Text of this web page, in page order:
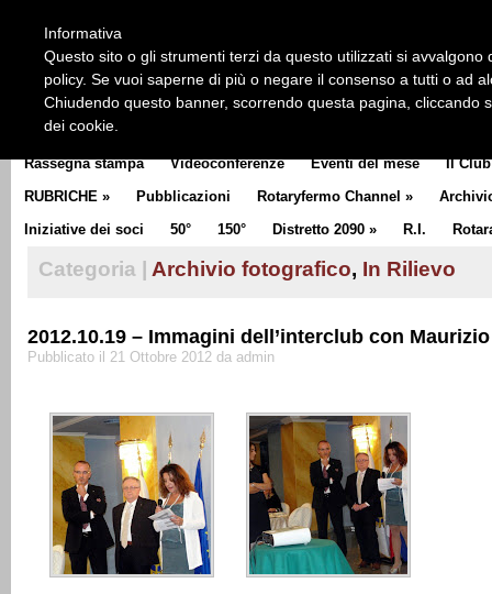
CLUB COMMUNICATOR
Rassegna stampa Videoconferenze Eventi del mese Il Club
RUBRICHE » Pubblicazioni Rotaryfermo Channel »
Iniziative dei soci
50° 150° Distretto 2090 » R.I.
Categoria | Archivio fotografico, In Rilievo
2012.10.19 – Immagini dell’interclub con
Pubblicato il 21 Ottobre 2012 da admin
Informativa
Questo sito o gli strumenti terzi da questo utilizzati si
policy. Se vuoi saperne di più o negare il consenso a tutti o ad
Chiudendo questo banner, scorrendo questa pagina, cliccando
dei cookie.